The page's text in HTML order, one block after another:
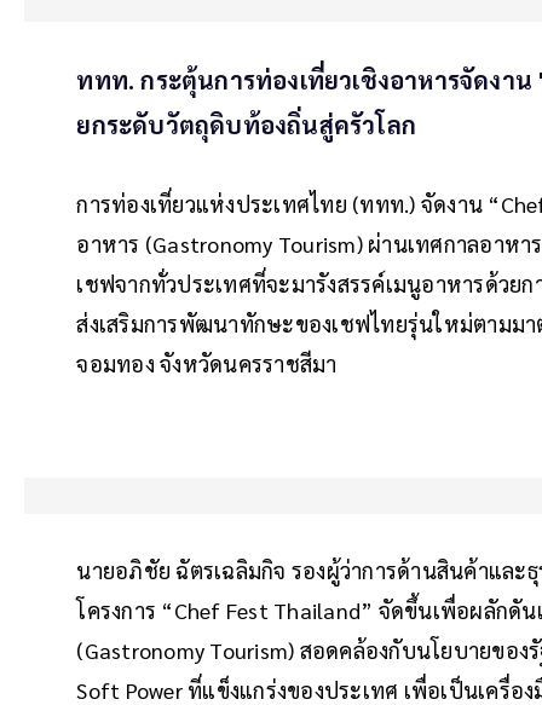
ททท. กระตุ้นการท่องเที่ยวเชิงอาหารจัดงา
ยกระดับวัตถุดิบท้องถิ่นสู่ครัวโลก
การท่องเที่ยวแห่งประเทศไทย (ททท.) จัดงาน
อาหาร (Gastronomy Tourism) ผ่านเทศกาลอาห
เชฟจากทั่วประเทศที่จะมารังสรรค์เมนูอาหารด้วย
ส่งเสริมการพัฒนาทักษะของเชฟไทยรุ่นใหม่ตามม
จอมทอง จังหวัดนครราชสีมา
นายอภิชัย ฉัตรเฉลิมกิจ รองผู้ว่าการด้านสินค้าและ
โครงการ “Chef Fest Thailand” จัดขึ้นเพื่อผลักดั
(Gastronomy Tourism) สอดคล้องกับนโยบายขอ
Soft Power ที่แข็งแกร่งของประเทศ เพื่อเป็นเครื่